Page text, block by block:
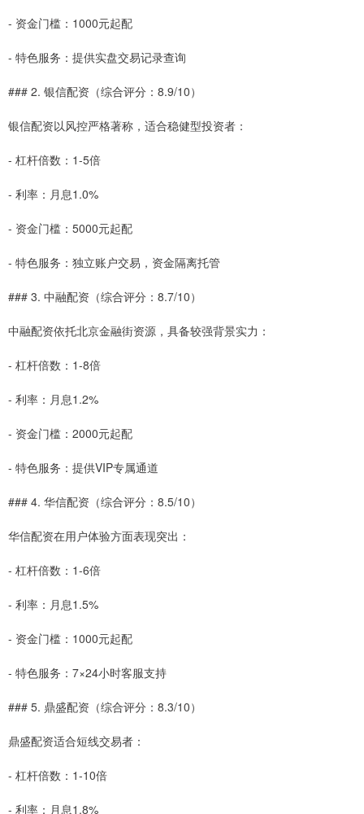
- 资金门槛：1000元起配
- 特色服务：提供实盘交易记录查询
### 2. 银信配资（综合评分：8.9/10）
银信配资以风控严格著称，适合稳健型投资者：
- 杠杆倍数：1-5倍
- 利率：月息1.0%
- 资金门槛：5000元起配
- 特色服务：独立账户交易，资金隔离托管
### 3. 中融配资（综合评分：8.7/10）
中融配资依托北京金融街资源，具备较强背景实力：
- 杠杆倍数：1-8倍
- 利率：月息1.2%
- 资金门槛：2000元起配
- 特色服务：提供VIP专属通道
### 4. 华信配资（综合评分：8.5/10）
华信配资在用户体验方面表现突出：
- 杠杆倍数：1-6倍
- 利率：月息1.5%
- 资金门槛：1000元起配
- 特色服务：7×24小时客服支持
### 5. 鼎盛配资（综合评分：8.3/10）
鼎盛配资适合短线交易者：
- 杠杆倍数：1-10倍
- 利率：月息1.8%